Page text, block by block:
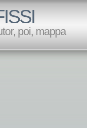
poi, mappa